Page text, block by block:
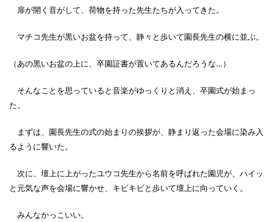
扉が開く音がして、荷物を持った先生たちが入ってきた。
マチコ先生が黒いお盆を持って、静々と歩いて園長先生の横に並ぶ。
（あの黒いお盆の上に、卒園証書が置いてあるんだろうな…）
そんなことを思っていると音楽がゆっくりと消え、卒園式が始まっ
た。
まずは、園長先生の式の始まりの挨拶が、静まり返った会場に染み入
るように響いた。
次に、壇上に上がったユウコ先生から名前を呼ばれた園児が、ハイッ
と元気な声を会場に響かせ、キビキビと歩いて壇上に向っていく。
みんなかっこいい。